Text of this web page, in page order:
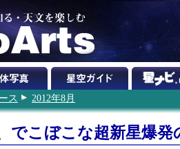
ス 2012年8月
でこぼこな超新星爆発